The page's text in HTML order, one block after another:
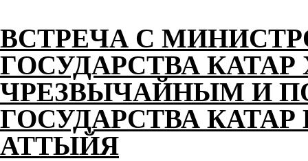
ВСТРЕЧА С
ГОСУДАРСТВА
ЧРЕЗВЫЧАЙНЫМ И
ГОСУДАРСТВА
АТТЫЙЯ